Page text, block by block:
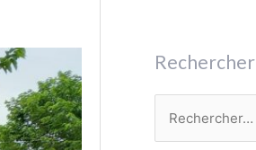
Rechercher